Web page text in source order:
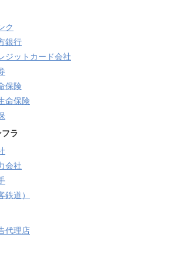
ク
銀行
ジットカード会社
保険
命保険
ラ
会社
鉄道）
代理店